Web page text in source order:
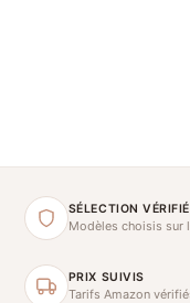
SÉLECTION
Modèles choisis sur
PRIX SUIVIS
Tarifs Amazon